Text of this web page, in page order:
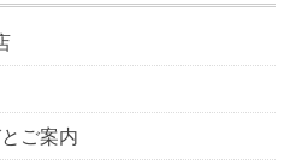
ご案内